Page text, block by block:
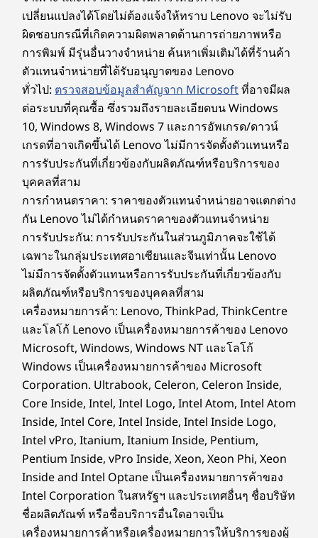
แค่แตะเพื่อเชื่อมต่อ
Smart Share จะเชื่อมต่อสมาร์ทโฟนเข้ากับ
แล็ปท็อปของคุณโดยทันทีผ่านทางเซนเซอร์ AI แบบ
เสมือน เพียงแค่วางอุปกรณ์ Android™ หรือ iOS ให้
ใกล้กับแล็ปท็อปของคุณ แล้วลากและวาง แก้ไขและ
แชร์ภาพอย่างง่ายๆ พร้อมเข้าถึงและส่งข้อความจาก
พีซีของคุณ
ฝ่ายสนับสนุนด้านเทคนิค 24/7
ความเร็วการถ่ายโอนพอร์ต
USB เป็นค่าโดยประมาณและขึ้นอยู่กับปัจจัยหลายอย่าง เช่น ความสามารถในการประมวลผลของ
โฮสต์/อุปกรณ์ต่อพ่วง คุณสมบัติของไฟล์ การกำหนดค่าระบบ และสภาพแวดล้อมการทำงาน โดย
ความเร็วจริงจะแตกต่างกันออกไปและอาจน้อยกว่าที่คาดไว้
ระบบไร้สาย
Intel WiFi 7
Bluetooth®5.4
อุปกรณ์ต่อพ่วงที่รองรับ
USB-C®Thunderbolt™ 4
USB-C®
ข้อมูลจำเพาะอาจแตกต่างกันไปตามภูมิภาค / รุ่น
การออกแบบ
จอแสดงผล
15.3ʺ 2.8k (2880 x 1800) OLED, ป้องกันแสงสะท้อน/ป้องกัน
รอยเปื้อน, 500nit, อัตราการรีเฟรช 120Hz, 100% DCI-P3,
อัตราส่วนภาพ 16:10, TÜV Rheinland Certified Low Blue
Light (ฮาร์ดแวร์), ได้รับการรับรองโดย Eyesafe ®
15.3ʺ 2.8k OLED (2880 x 1800) ป้องกันแสงสะท้อน /
ป้องกันรอยเปื้อน, 500nit, อัตราการรีเฟรช 120Hz, 100%
DCI-P3, อัตราส่วนภาพ 16:10, TÜV Rheinland Certified
Low Blue Light (ฮาร์ดแวร์), Eyesafe®Certified Add-on
film touch (AOFT)
ขนาด (ส (จากหน้าไปหลัง) x ก x ล)
เปลี่ยนแปลงได้โดยไม่ต้องแจ้งให้ทราบ Lenovo จะไม่รับ
ผิดชอบกรณีที่เกิดความผิดพลาดด้านการถ่ายภาพหรือ
การพิมพ์ มีรุ่นอื่นวางจำหน่าย ค้นหาเพิ่มเติมได้ที่ร้านค้า
ตัวแทนจำหน่ายที่ได้รับอนุญาตของ Lenovo
ทั่วไป: ตรวจสอบข้อมูลสำคัญจาก Microsoftที่อาจมีผล
ต่อระบบที่คุณซื้อ ซึ่งรวมถึงรายละเอียดบน Windows
10, Windows 8, Windows 7 และการอัพเกรด/ดาวน์
เกรดที่อาจเกิดขึ้นได้ Lenovo ไม่มีการจัดตั้งตัวแทนหรือ
การรับประกันที่เกี่ยวข้องกับผลิตภัณฑ์หรือบริการของ
บุคคลที่สาม
การกำหนดราคา: ราคาของตัวแทนจำหน่ายอาจแตกต่าง
กัน Lenovo ไม่ได้กำหนดราคาของตัวแทนจำหน่าย
การรับประกัน: การรับประกันในส่วนภูมิภาคจะใช้ได้
เฉพาะในกลุ่มประเทศอาเซียนและจีนเท่านั้น Lenovo
ไม่มีการจัดตั้งตัวแทนหรือการรับประกันที่เกี่ยวข้องกับ
ผลิตภัณฑ์หรือบริการของบุคคลที่สาม
เครื่องหมายการค้า: Lenovo, ThinkPad, ThinkCentre
และโลโก้ Lenovo เป็นเครื่องหมายการค้าของ Lenovo
Microsoft, Windows, Windows NT และโลโก้
Windows เป็นเครื่องหมายการค้าของ Microsoft
Corporation. Ultrabook, Celeron, Celeron Inside,
Core Inside, Intel, Intel Logo, Intel Atom, Intel Atom
Inside, Intel Core, Intel Inside, Intel Inside Logo,
Intel vPro, Itanium, Itanium Inside, Pentium,
Pentium Inside, vPro Inside, Xeon, Xeon Phi, Xeon
Inside and Intel Optane เป็นเครื่องหมายการค้าของ
Intel Corporation ในสหรัฐฯ และประเทศอื่นๆ ชื่อบริษัท
ชื่อผลิตภัณฑ์ หรือชื่อบริการอื่นใดอาจเป็น
เครื่องหมายการค้าหรือเครื่องหมายการให้บริการของผู้